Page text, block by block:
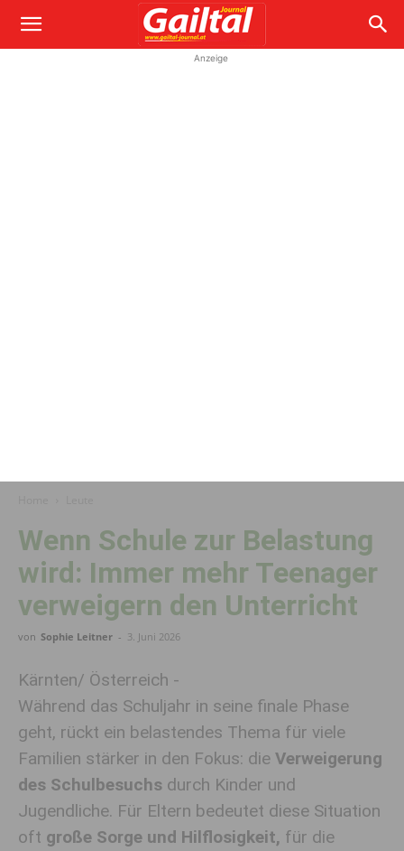
Anzeige
Wenn Schule zur Belastung
wird: Immer mehr Teenager
verweigern den Unterricht
von Sophie Leitner - 3. Juni 2026
Kärnten/ Österreich -
Während das Schuljahr in seine finale Phase
geht, rückt ein belastendes Thema für viele
Familien stärker in den Fokus: die Verweigerung
des Schulbesuchs durch Kinder und
Jugendliche. Für Eltern bedeutet diese Situation
oft große Sorge und Hilflosigkeit, für die